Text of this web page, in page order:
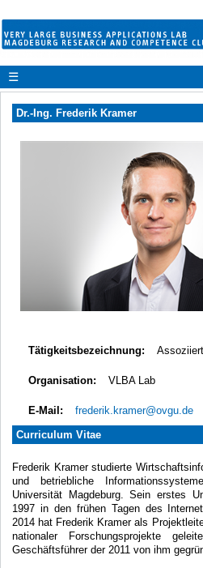
☰
Dr.-Ing. Frederik Kramer
Tätigkeitsbezeichnung:
Organisation: VLBA Lab
E-Mail:
frederik.kramer@ovgu.de
Curriculum Vitae
Frederik Kramer studierte
und betriebliche
Universität Magdeburg. Sein erstes
1997 in den frühen Tagen des
2014 hat Frederik Kramer als
nationaler Forschungsprojekte
Geschäftsführer der 2011 von ihm